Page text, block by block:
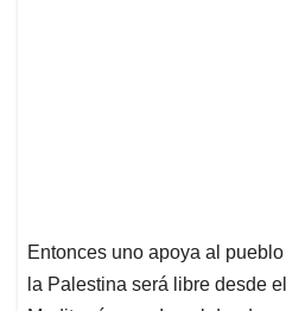
Entonces uno apoya al
la Palestina será libre desde